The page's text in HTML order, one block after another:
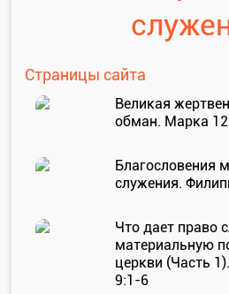
стих за
Слушай каждый
Библейская
Страницы сайта
Великая
обман. Марка
Благословения
служения.
Что дает право
материальную
церкви (Часть
9:1-6